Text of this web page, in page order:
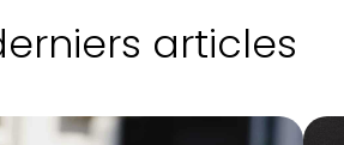
articles